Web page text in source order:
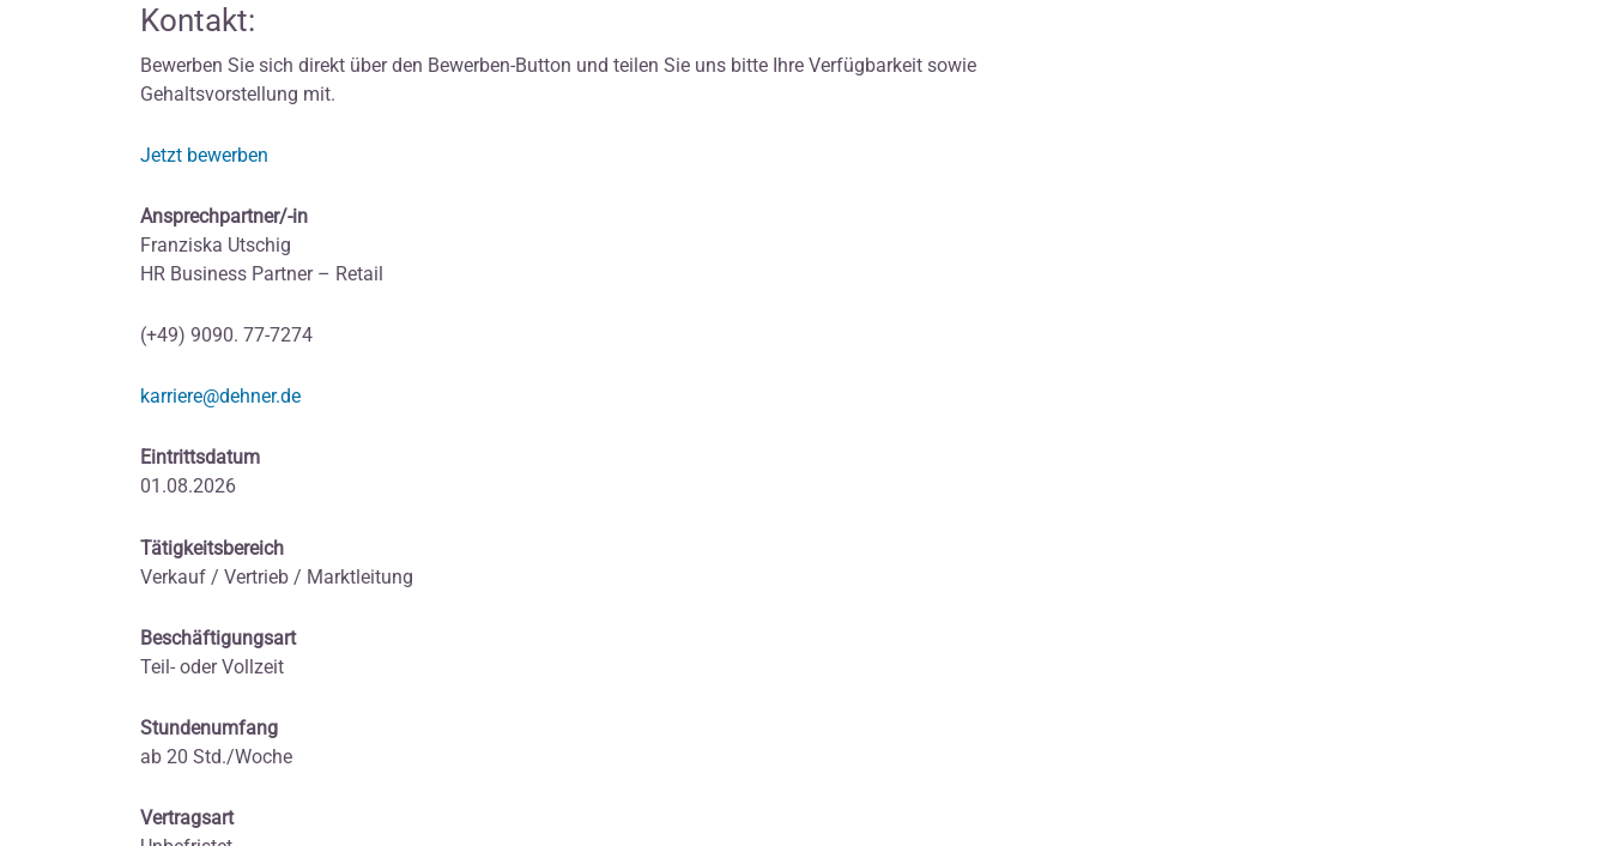
Kontakt:
Bewerben Sie sich direkt über den Bewerben-Button und teilen Sie uns bitte Ihre Verfügbarkeit sowie
Gehaltsvorstellung mit.
Jetzt bewerben
Ansprechpartner/-in
Franziska Utschig
HR Business Partner – Retail
(+49) 9090. 77-7274
karriere@dehner.de
Eintrittsdatum
01.08.2026
Tätigkeitsbereich
Verkauf / Vertrieb / Marktleitung
Beschäftigungsart
Teil- oder Vollzeit
Stundenumfang
ab 20 Std./Woche
Vertragsart